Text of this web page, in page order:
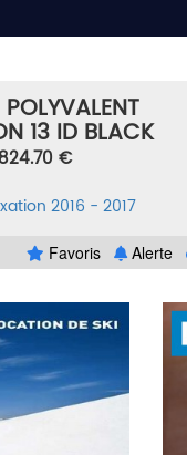
13 ID BLACK
176€
2016 - 2017
Favoris
Alerte